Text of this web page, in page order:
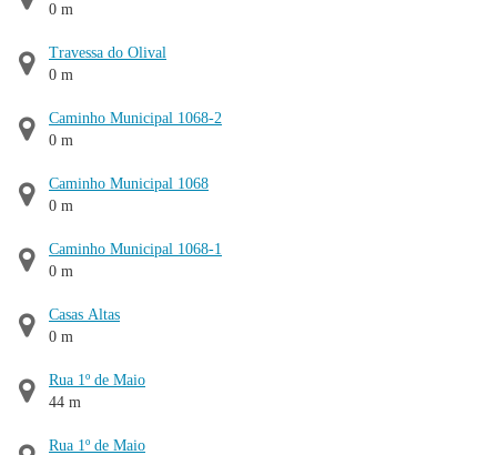
0 m
Travessa do Olival
0 m
Caminho Municipal 1068-2
0 m
Caminho Municipal 1068
0 m
Caminho Municipal 1068-1
0 m
Casas Altas
0 m
Rua 1º de Maio
44 m
Rua 1º de Maio